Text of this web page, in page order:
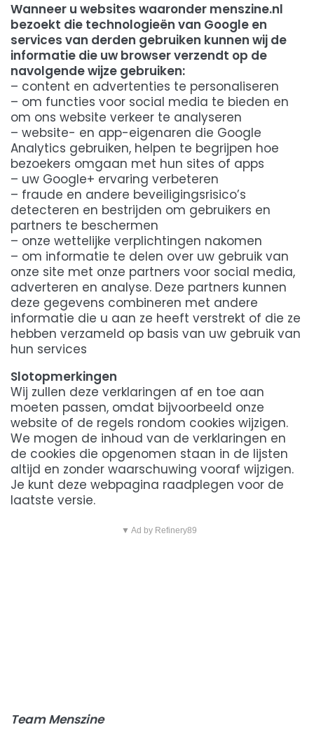
Wanneer u websites waaronder menszine.nl
bezoekt die technologieën van Google en
services van derden gebruiken kunnen wij de
informatie die uw browser verzendt op de
navolgende wijze gebruiken:
– content en advertenties te personaliseren
– om functies voor social media te bieden en
om ons website verkeer te analyseren
– website- en app-eigenaren die Google
Analytics gebruiken, helpen te begrijpen hoe
bezoekers omgaan met hun sites of apps
– uw Google+ ervaring verbeteren
– fraude en andere beveiligingsrisico’s
detecteren en bestrijden om gebruikers en
partners te beschermen
– onze wettelijke verplichtingen nakomen
– om informatie te delen over uw gebruik van
onze site met onze partners voor social media,
adverteren en analyse. Deze partners kunnen
deze gegevens combineren met andere
informatie die u aan ze heeft verstrekt of die ze
hebben verzameld op basis van uw gebruik van
hun services
Slotopmerkingen
Wij zullen deze verklaringen af en toe aan
moeten passen, omdat bijvoorbeeld onze
website of de regels rondom cookies wijzigen.
We mogen de inhoud van de verklaringen en
de cookies die opgenomen staan in de lijsten
altijd en zonder waarschuwing vooraf wijzigen.
Je kunt deze webpagina raadplegen voor de
laatste versie.
▼ Ad by Refinery89
Team Menszine